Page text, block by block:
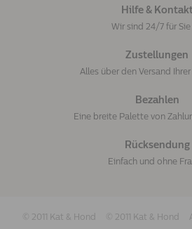
Hilfe &
Wir sind 24/7 für Sie
Zustellungen
Alles über den Versand
Bezahlen
Eine breite Palette von
Rücksendung
Einfach und ohne
© 2011 Kat & Hond © 2011 Kat & Hond